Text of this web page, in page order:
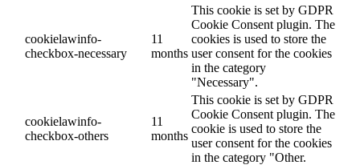
cookielawinfo-
checkbox-necessary
11
months
This cookie is set by GDPR
Cookie Consent plugin. The
cookies is used to store the
user consent for the cookies
in the category
"Necessary".
cookielawinfo-
checkbox-others
11
months
This cookie is set by GDPR
Cookie Consent plugin. The
cookie is used to store the
user consent for the cookies
in the category "Other.